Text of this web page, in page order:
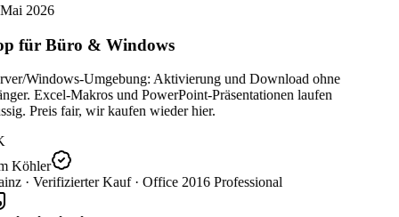
2026
für Büro & Windows
Windows-Umgebung: Aktivierung und Download ohne
Excel-Makros und PowerPoint-Präsentationen laufen
Preis fair, wir kaufen wieder hier.
Köhler
· Verifizierter Kauf · Office 2016 Professional